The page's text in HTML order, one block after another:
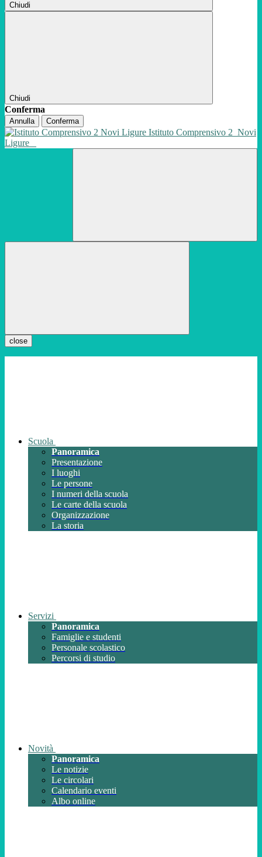
Chiudi
Chiudi
Conferma
Annulla Conferma
Istituto Comprensivo 2 Novi
Ligure
close
Scuola
Panoramica
Presentazione
I luoghi
Le persone
I numeri della scuola
Le carte della scuola
Organizzazione
La storia
Servizi
Panoramica
Famiglie e studenti
Personale scolastico
Percorsi di studio
Novità
Panoramica
Le notizie
Le circolari
Calendario eventi
Albo online